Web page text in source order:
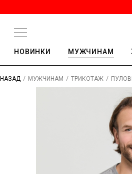
НОВИНКИ МУЖЧИНАМ
НАЗАД / МУЖЧИНАМ / ТРИКОТАЖ /